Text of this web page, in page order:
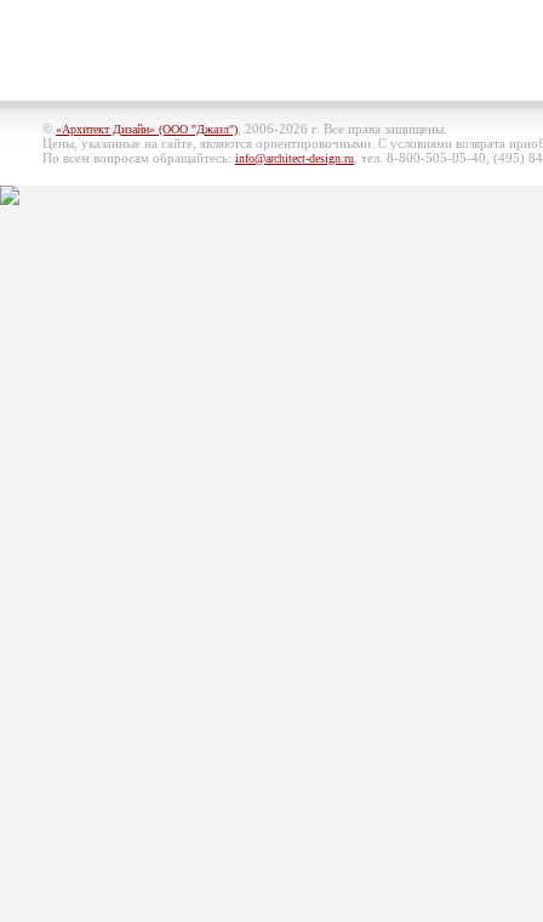
© «Архитект Дизайн» (ООО "Джазл") , 2006-2026 г. Все права защищены.
Цены, указанные на сайте, являются ориентировочными. С условиями возврата
По всем вопросам обращайтесь: info@architect-design.ru , тел. 8-800-505-05-40, (495)